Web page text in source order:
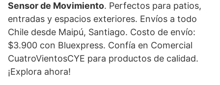
Sensor de Movimiento. Perfectos para patios,
entradas y espacios exteriores. Envíos a todo
Chile desde Maipú, Santiago. Costo de envío:
$3.900 con Bluexpress. Confía en Comercial
CuatroVientosCYE para productos de calidad.
¡Explora ahora!